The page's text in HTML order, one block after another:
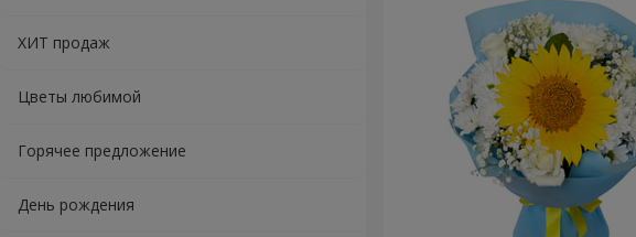
ХИТ продаж
Цветы любимой
Горячее предложение
День рождения